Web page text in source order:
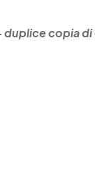
copia